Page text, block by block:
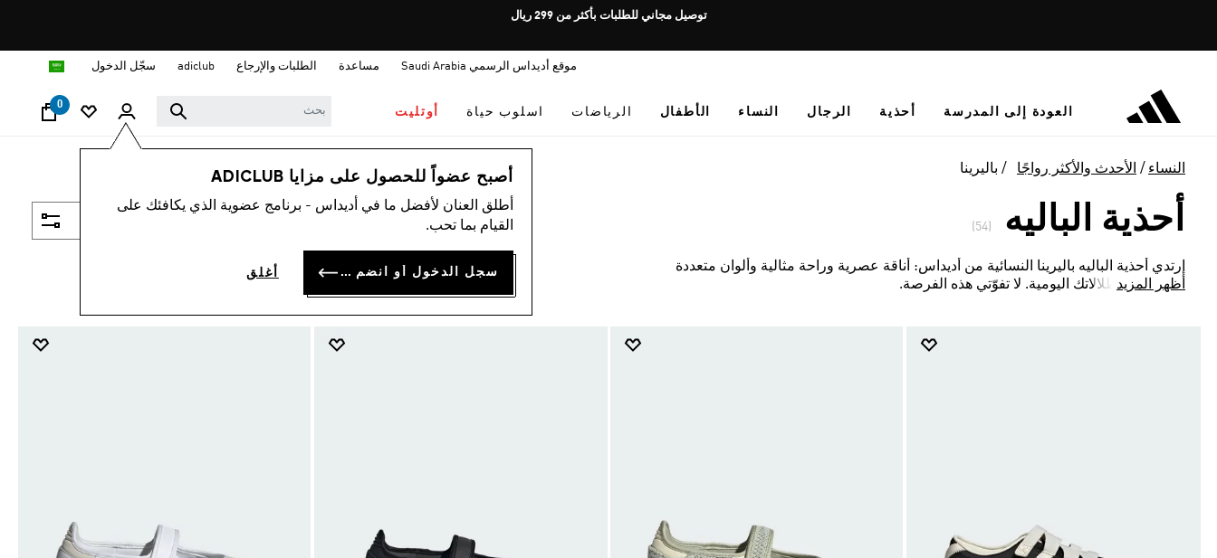
Pause
rotation
توصيل مجاني للطلبات بأكثر من 299 ريال
موقع أديداس الرسمي Saudi Arabia مساعدة الطلبات والإرجاع adiclub سجّل الدخول
العودة إلى المدرسة أحذية الرجال النساء الأطفال الرياضات اسلوب حياة أوتليت
0
أصبح عضواً للحصول على مزايا ADICLUB
أطلق العنان لأفضل ما في أديداس - برنامج عضوية الذي يكافئك على
القيام بما تحب.
سجل الدخول أو انضم الآن أغلق
النساء الأحدث والأكثر رواجًا باليرينا
أحذية الباليه
إرتدي أحذية الباليه باليرينا النسائية من أديداس: أناقة عصرية وراحة مثالية وألوان متعددة
تناسب كل إطلالاتك اليومية. لا تفوّتي هذه الفرصة.
أظهر المزيد